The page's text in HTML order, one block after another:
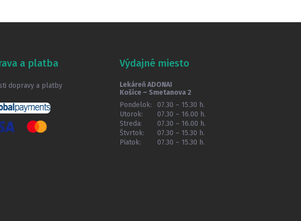
a platba
dopravy a platby
Výdajné miesto
Lekáreň ADONAI
Košice – Smetanova 2
Pondelok:
07.30 – 15.30 h.
Utorok:
07.30 – 16.00 h.
Streda:
07.30 – 16.00 h.
Štvrtok:
07.30 – 15.30 h.
Piatok:
07.30 – 15.30 h.